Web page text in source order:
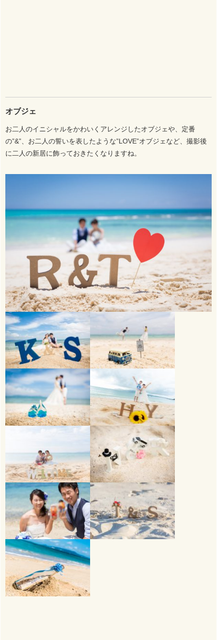
オブジェ
お二人のイニシャルをかわいくアレンジしたオブジェや、定番
の”&”、お二人の誓いを表したような”LOVE”オブジェなど、撮影後
に二人の新居に飾っておきたくなりますね。